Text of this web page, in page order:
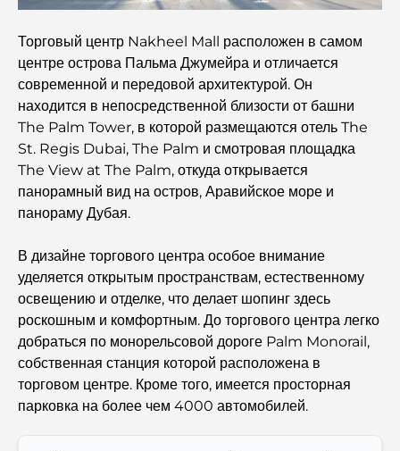
продуманные и вневременные идеи для презентов.
Школы рядом с Палм-Джумейра: подробное
руководство для семей
Лучшие отели в районе Business Bay, Дубай: ваш
полный путеводитель
Лучшие кофейни Дубая с прекрасным видом:
Рестораны с видом на Бурдж-аль-Араб: Изысканные
рестораны в Дубае
Пляжные клубы Палм-Джумейра: полный
путеводитель на 2026 год.
Итальянские рестораны в центре Дубая: вкус Италии в
Торговый центр Nakheel Mall расположен в самом
центре острова Пальма Джумейра и отличается
современной и передовой архитектурой. Он
находится в непосредственной близости от башни
The Palm Tower, в которой размещаются отель The
St. Regis Dubai, The Palm и смотровая площадка
The View at The Palm, откуда открывается
панорамный вид на остров, Аравийское море и
панораму Дубая.
В дизайне торгового центра особое внимание
уделяется открытым пространствам, естественному
освещению и отделке, что делает шопинг здесь
роскошным и комфортным. До торгового центра легко
добраться по монорельсовой дороге Palm Monorail,
собственная станция которой расположена в
торговом центре. Кроме того, имеется просторная
парковка на более чем 4000 автомобилей.